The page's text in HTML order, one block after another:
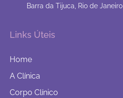
Barra da Tijuca, Rio de Janeiro
Links Úteis
Home
A Clínica
Corpo Clínico